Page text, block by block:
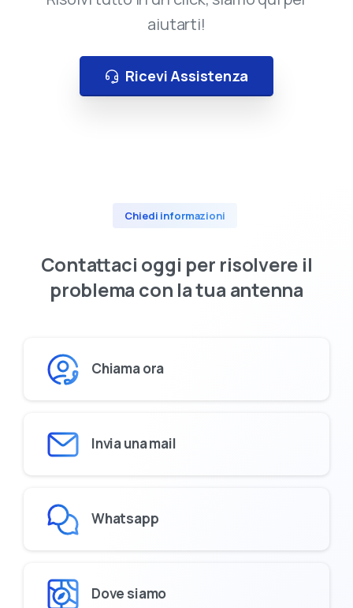
aiutarti!
Ricevi Assistenza
Chiedi informazioni
Contattaci oggi per risolvere il
problema con latua antenna
Chiama ora
Invia una mail
Whatsapp
Dove siamo
Ampia scelta di Informatica, Elettronica, TV,
Audio e Video
Assistenza dedicata prima e dopo
Promozioni esclusive solo online
Ricevi 5€ sul primo ordine